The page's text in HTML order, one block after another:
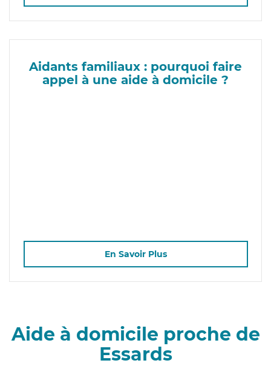
Aidants familiaux : pourquoi faire
appel à une aide à domicile ?
En Savoir Plus
Aide à domicile proche de
Essards